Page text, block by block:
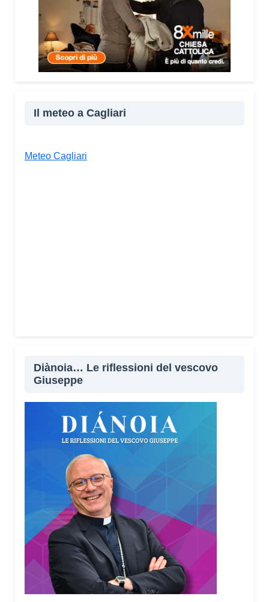
Il meteo a Cagliari
Meteo Cagliari
Diànoia… Le riflessioni del vescovo
Giuseppe